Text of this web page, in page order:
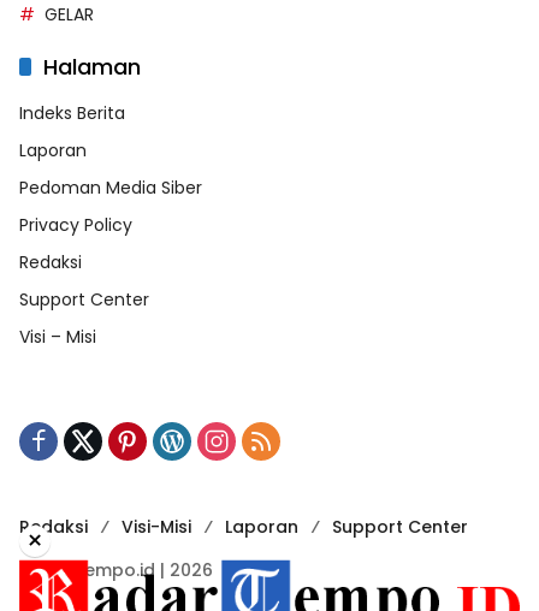
GELAR
Halaman
Indeks Berita
Laporan
Pedoman Media Siber
Privacy Policy
Redaksi
Support Center
Visi – Misi
Redaksi Visi-Misi Laporan
Support Center
RadarTempo.id | 2026
×